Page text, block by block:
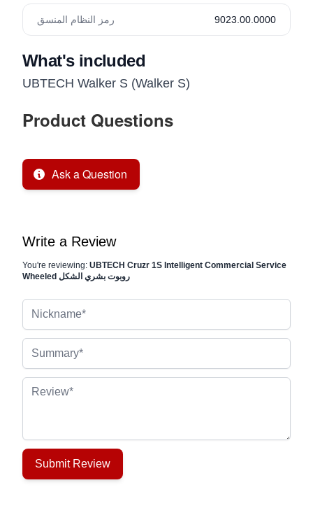
رمز النظام المنسق 9023.00.0000
What's included
UBTECH Walker S (Walker S)
Product Questions
Ask a Question
Write a Review
You're reviewing: UBTECH Cruzr 1S Intelligent Commercial Service
Wheeled روبوت بشري الشكل
Review
Submit Review